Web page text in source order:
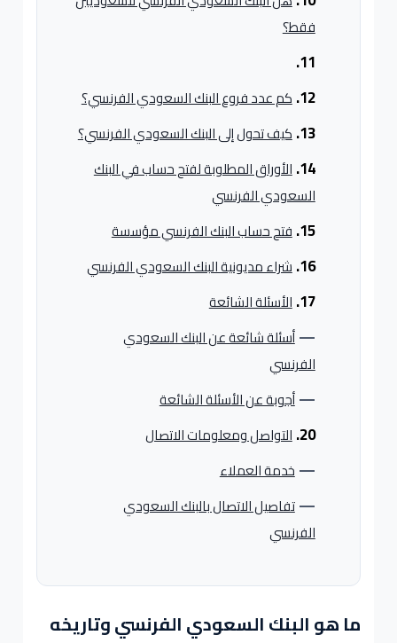
فقط؟
كم عدد فروع البنك السعودي الفرنسي؟
كيف تحول إلى البنك السعودي الفرنسي؟
الأوراق المطلوبة لفتح حساب في البنك
السعودي الفرنسي
فتح حساب البنك الفرنسي مؤسسة
شراء مديونية البنك السعودي الفرنسي
الأسئلة الشائعة
أسئلة شائعة عن البنك السعودي
الفرنسي
أجوبة عن الأسئلة الشائعة
التواصل ومعلومات الاتصال
خدمة العملاء
تفاصيل الاتصال بالبنك السعودي
الفرنسي
ما هو البنك السعودي الفرنسي وتاريخه